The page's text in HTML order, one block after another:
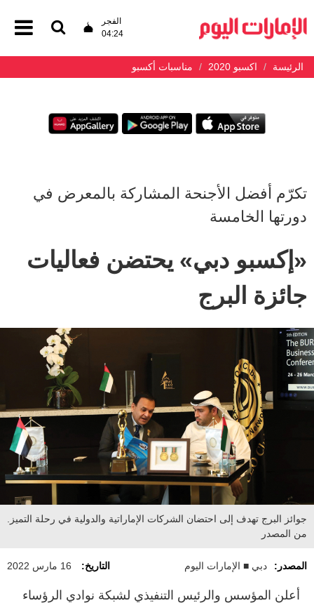
الفجر
04:24
الرئيسة اكسبو 2020 مناسبات أكسبو
تكرّم أفضل الأجنحة المشاركة بالمعرض في
دورتها الخامسة
«إكسبو دبي» يحتضن فعاليات
جائزة البرج
جوائز البرج تهدف إلى احتضان الشركات الإماراتية والدولية في رحلة التميز.
من المصدر
المصدر: دبي ■ الإمارات اليوم التاريخ: 16 مارس 2022
أعلن المؤسس والرئيس التنفيذي لشبكة نوادي الرؤساء